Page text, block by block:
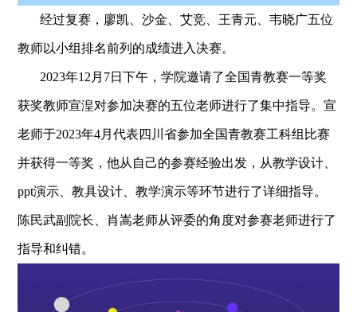
经过复赛，廖凯、沙金、艾竞、王青元、韦晓广五位
教师以小组排名前列的成绩进入决赛。
2023年12月7日下午，学院邀请了全国青教赛一等奖
获奖教师宣湟对参加决赛的五位老师进行了集中指导。宣
老师于2023年4月代表四川省参加全国青教赛工科组比赛
并获得一等奖，他从自己的参赛经验出发，从教学设计、
ppt演示、教具设计、教学演示等环节进行了详细指导。
陈民武副院长、肖嵩老师从评委的角度对参赛老师进行了
指导和纠错。